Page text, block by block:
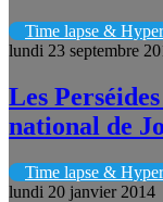
Time lapse &
lundi 23 septembre
Les
national de
Time lapse &
lundi 20 janvier 2014